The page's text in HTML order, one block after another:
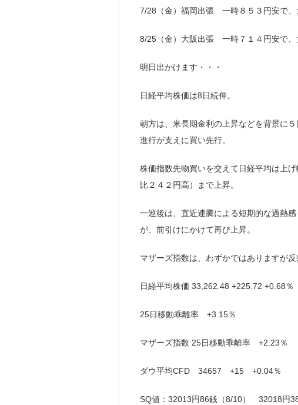
7/28（金）福岡出張 一時８５３円安で、
8/25（金）大阪出張 一時７１４円安で、
明日出かけます・・・
日経平均株価は8日続伸。
朝方は、米長期金利の上昇などを背景に
進行が支えに買い先行。
株価指数先物買いを交えて日経平均は上
比２４２円高）まで上昇。
一巡後は、直近連騰による短期的な過熱
が、前引けにかけて再び上昇。
マザーズ指数は、わずかではありますが反
日経平均株価 33,262.48 +225.72 +0.68％
25日移動乖離率 +3.15％
マザーズ指数 25日移動乖離率 +2.23％
ダウ平均CFD 34657 +15 +0.04％
SQ値：32013円86銭（8/10） 32018円38